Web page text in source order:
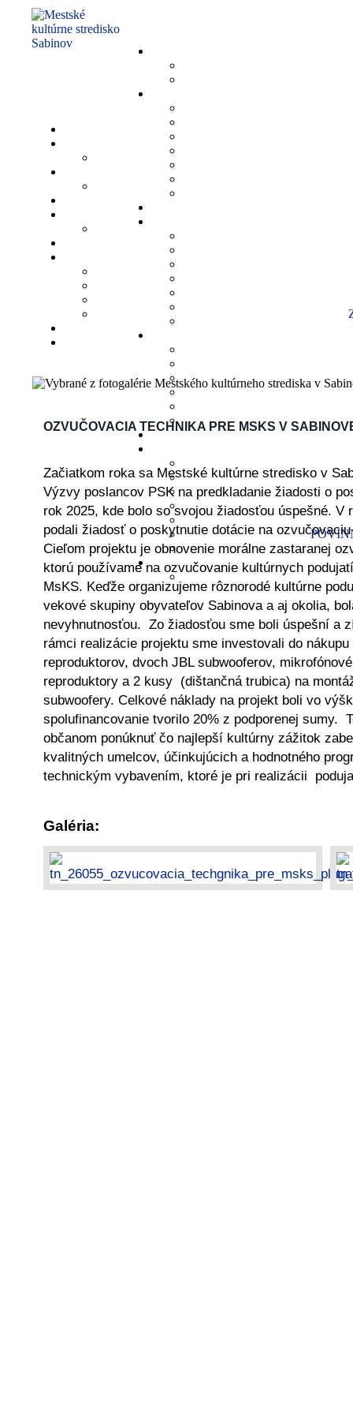
OZVUČOVACIA TECHNIKA PRE MSKS V
Začiatkom roka sa Mestské kultúrne stredisko v
Výzvy poslancov PSK na predkladanie žiadosti o
rok 2025, kde bolo so svojou žiadosťou úspešné. V
podali žiadosť o poskytnutie dotácie na
Cieľom projektu je obnovenie morálne zastaranej
ktorú používame na ozvučovanie kultúrnych
MsKS. Keďže organizujeme rôznorodé kultúrne
vekové skupiny obyvateľov Sabinova a aj okolia,
nevyhnutnosťou. Zo žiadosťou sme boli úspešní a
rámci realizácie projektu sme investovali do nákupu
reproduktorov, dvoch JBL subwooferov,
reproduktory a 2 kusy (dištančná trubica) na
subwoofery. Celkové náklady na projekt boli vo
spolufinancovanie tvorilo 20% z podporenej sumy.
občanom ponúknuť čo najlepší kultúrny zážitok
kvalitných umelcov, účinkujúcich a hodnotného
technickým vybavením, ktoré je pri realizácii
Galéria: